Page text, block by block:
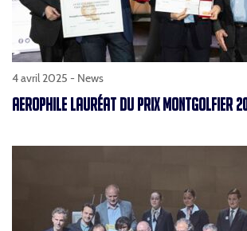
4 avril 2025 - News
AEROPHILE LAURÉAT DU PRIX MONTGOLFIER